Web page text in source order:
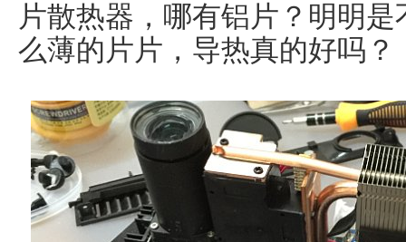
片散热器，哪有铝片？明明
么薄的片片，导热真的好吗？